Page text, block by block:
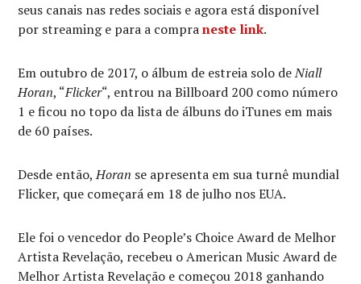
seus canais nas redes sociais e agora está disponível
por streaming e para a compraneste link.
Em outubro de 2017, o álbum de estreia solo deNiall
Horan, “Flicker“, entrou na Billboard 200 como número
1 e ficou no topo da lista de álbuns do iTunes em mais
de 60 países.
Desde então,Horan se apresenta em sua turnê mundial
Flicker, que começará em 18 de julho nos EUA.
Ele foi o vencedor do People’s Choice Award de Melhor
Artista Revelação, recebeu o American Music Award de
Melhor Artista Revelação e começou 2018 ganhando